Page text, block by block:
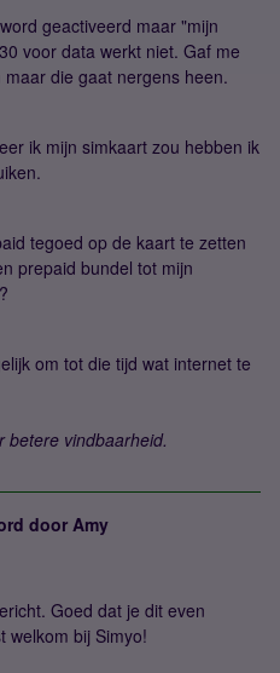
geactiveerd maar "mijn
voor data werkt niet. Gaf me
die gaat nergens heen.
ik mijn simkaart zou hebben ik
tegoed op de kaart te zetten
prepaid bundel tot mijn
om tot die tijd wat internet te
betere vindbaarheid.
door Amy
Goed dat je dit even
welkom bij Simyo!